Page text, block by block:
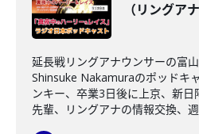
（リングア
延長戦リングアナウンサーの富
Shinsuke Nakamuraのポッドキ
ンキー、卒業3日後に上京、新
先輩、リングアナの情報交換、週